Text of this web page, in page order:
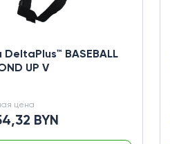
DeltaPlus™ BASEBALL
UP V
цена
BYN